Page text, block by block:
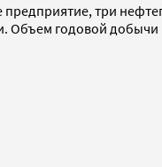
предприятие, три
годовой добычи